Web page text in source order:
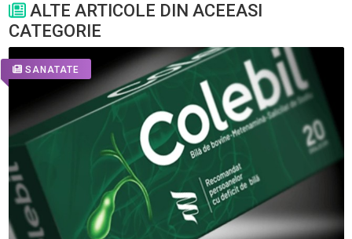
ALTE ARTICOLE DIN ACEEASI
CATEGORIE
SANATATE